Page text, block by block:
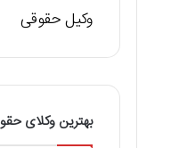
وکیل حقوقی
بهترین وکلای